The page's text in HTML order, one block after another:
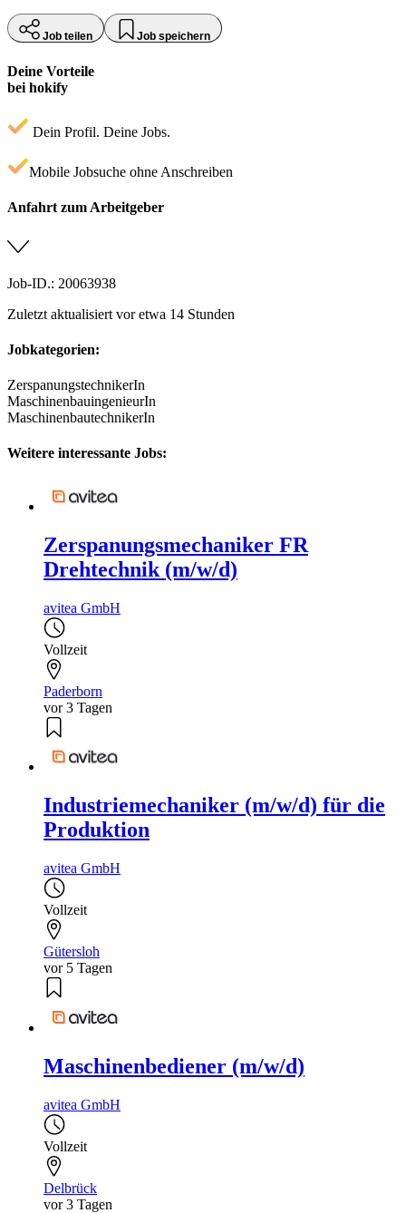
Job teilen Job speichern
Deine Vorteile
bei hokify
Dein Profil. Deine Jobs.
Mobile Jobsuche ohne Anschreiben
Anfahrt zum Arbeitgeber
Job-ID.: 20063938
Zuletzt aktualisiert vor etwa 14 Stunden
Jobkategorien:
ZerspanungstechnikerIn
MaschinenbauingenieurIn
MaschinenbautechnikerIn
Weitere interessante Jobs:
Zerspanungsmechaniker FR
Drehtechnik (m/w/d)
avitea GmbH
Vollzeit
Paderborn
vor 3 Tagen
Industriemechaniker (m/w/d) für die
Produktion
avitea GmbH
Vollzeit
Gütersloh
vor 5 Tagen
Maschinenbediener (m/w/d)
avitea GmbH
Vollzeit
Delbrück
vor 3 Tagen